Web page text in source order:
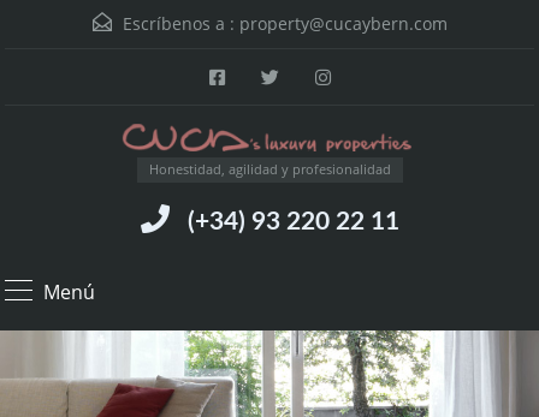
Escríbenos a : property@cucaybern.com
Honestidad, agilidad y profesionalidad
(+34) 93 220 22 11
Menú